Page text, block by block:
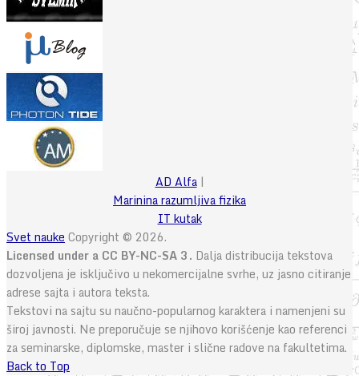
AD Alfa|
Marinina razumljiva fizika
IT kutak
Svet nauke Copyright © 2026.
Licensed under a CC BY-NC-SA 3. Dalja distribucija tekstova
dozvoljena je isključivo u nekomercijalne svrhe, uz jasno citiranje
adrese sajta i autora teksta.
Tekstovi na sajtu su naučno-popularnog karaktera i namenjeni su
široj javnosti. Ne preporučuje se njihovo korišćenje kao referenci
za seminarske, diplomske, master i slične radove na fakultetima.
Back to Top